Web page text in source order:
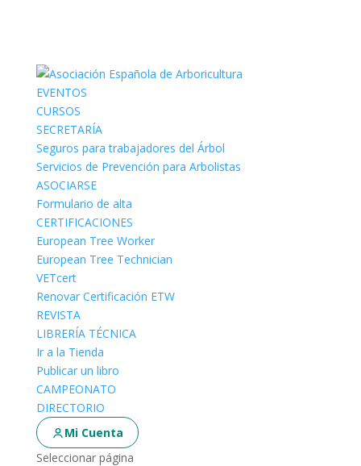
EVENTOS
CURSOS
SECRETARÍA
Seguros para trabajadores del Árbol
Servicios de Prevención para Arbolistas
ASOCIARSE
Formulario de alta
CERTIFICACIONES
European Tree Worker
European Tree Technician
VETcert
Renovar Certificación ETW
REVISTA
LIBRERÍA TÉCNICA
Ir a la Tienda
Publicar un libro
CAMPEONATO
DIRECTORIO
Mi Cuenta
Seleccionar página